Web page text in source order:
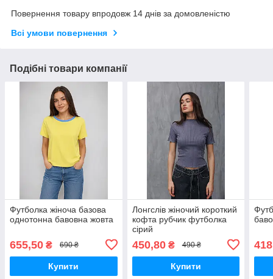
Повернення товару впродовж 14 днів за домовленістю
Всі умови повернення
Подібні товари компанії
Футболка жіноча базова
однотонна бавовна жовта
655,50 ₴ 690 ₴
Купити
Лонгслів жіночий короткий
кофта рубчик футболка
сірий
450,80₴ 490 ₴
Купити
418